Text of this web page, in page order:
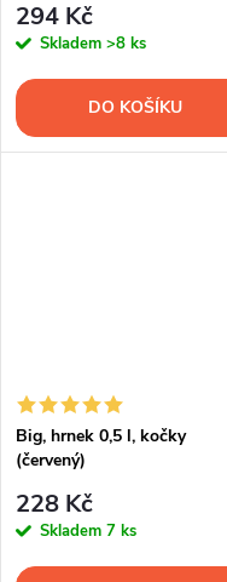
294 Kč
Skladem >8 ks
DO KOŠÍKU
Big, hrnek 0,5 l, kočky
(červený)
228 Kč
Skladem 7 ks